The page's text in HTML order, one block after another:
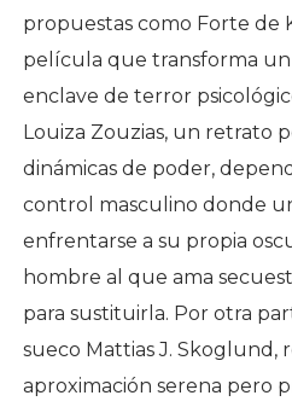
propuestas como Forte de
película que transforma
enclave de terror
Louiza Zouzias, un retrato
dinámicas de poder,
control masculino donde
enfrentarse a su propia
hombre al que ama
para sustituirla. Por otra
sueco Mattias J. Skoglund,
aproximación serena pero